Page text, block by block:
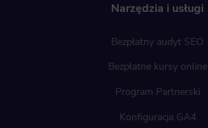
Narzędzia i usługi
Bezpłatny audyt SEO
Bezpłatne kursy online
Program Partnerski
Konfiguracja GA4